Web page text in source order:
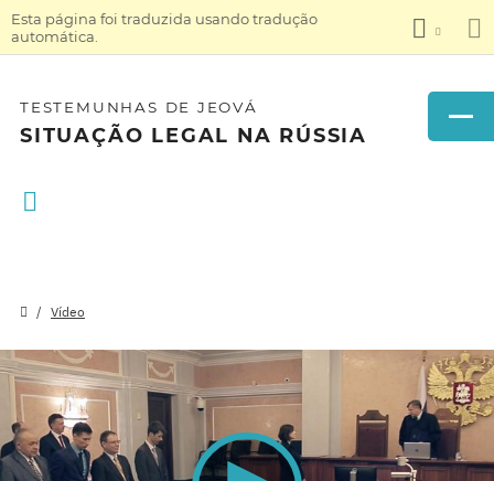
Esta página foi traduzida usando tradução
automática.
TESTEMUNHAS DE JEOVÁ
SITUAÇÃO LEGAL NA RÚSSIA
Vídeo